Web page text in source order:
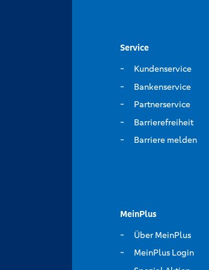
Service
Kundenservice
Bankenservice
Partnerservice
Barrierefreiheit
Barriere melden
MeinPlus
Über MeinPlus
MeinPlus Login